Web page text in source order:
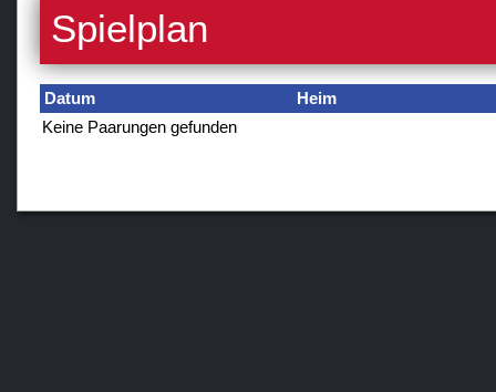
Spielplan
Datum Heim
Keine Paarungen gefunden